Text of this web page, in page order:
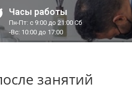
Часы работы
Пн-Пт: с 9:00 до 21:00 Сб
-Вс: 10:00 до 17:00
занятий